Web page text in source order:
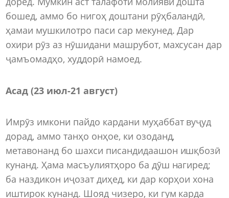
бошед, аммо бо нигоҳ доштани рӯҳбаландӣ,
ҳамаи мушкилотро паси сар мекунед. Дар
охири рӯз аз нӯшидани машрубот, махсусан дар
ҷамъомадҳо, худдорӣ намоед.
Асад (23 июл-21 август)
Имрӯз имкони пайдо кардани муҳаббат вуҷуд
дорад, аммо танҳо онҳое, ки озоданд,
метавонанд бо шахси писандидаашон ишқбозӣ
кунанд. Ҳама масъулиятҳоро ба дӯш нагиред;
ба наздикон иҷозат диҳед, ки дар корҳои хона
иштирок кунанд. Шояд чизеро, ки гум карда